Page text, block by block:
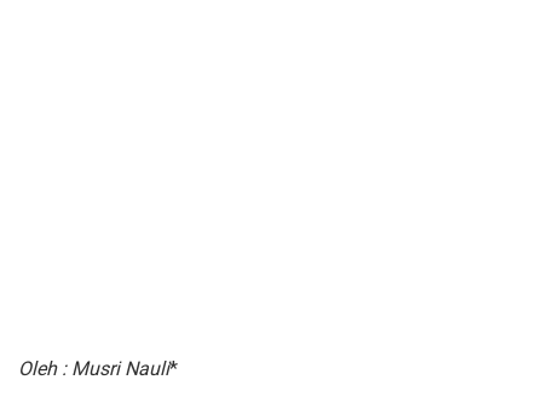
Oleh : Musri Nauli*